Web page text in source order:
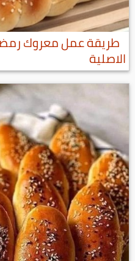
طريقة عمل معروك
الاصلية